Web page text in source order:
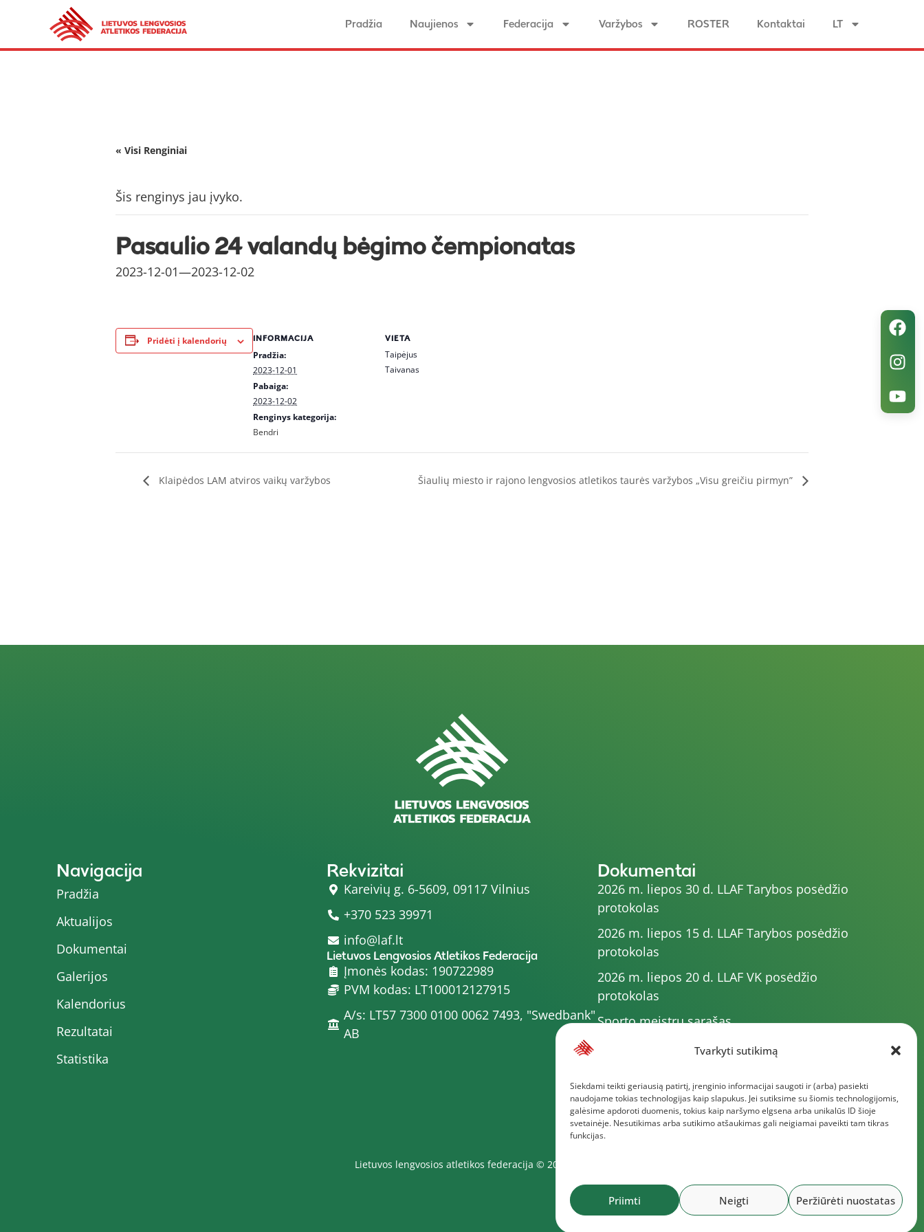
Tvarkyti sutikimą
Siekdami teikti geriausią patirtį, įrenginio informacijai saugoti ir (arba) pasiekti
naudojame tokias technologijas kaip slapukus. Jei sutiksime su šiomis technologijomis,
galėsime apdoroti duomenis, tokius kaip naršymo elgsena arba unikalūs ID šioje
svetainėje. Nesutikimas arba sutikimo atšaukimas gali neigiamai paveikti tam tikras
funkcijas.
Priimti Neigti Peržiūrėti nuostatas
Pradžia Naujienos Federacija Varžybos ROSTER Kontaktai LT
« Visi Renginiai
Šis renginys jau įvyko.
Pasaulio 24 valandų bėgimo čempionatas
2023-12-01—2023-12-02
Pridėti į kalendorių INFORMACIJA
Pradžia:
2023-12-01
Pabaiga:
2023-12-02
Renginys kategorija:
Bendri
VIETA
Taipėjus
Taivanas
Klaipėdos LAM atviros vaikų varžybos Šiaulių miesto ir rajono lengvosios atletikos taurės varžybos „Visu greičiu pirmyn”
Navigacija
Pradžia
Aktualijos
Dokumentai
Galerijos
Kalendorius
Rezultatai
Statistika
Rekvizitai
Kareivių g. 6-5609, 09117 Vilnius
+370 523 39971
info@laf.lt
Lietuvos Lengvosios Atletikos Federacija
Įmonės kodas: 190722989
PVM kodas: LT100012127915
A/s: LT57 7300 0100 0062 7493, "Swedbank"
AB
Dokumentai
2026 m. liepos 30 d. LLAF Tarybos posėdžio
protokolas
2026 m. liepos 15 d. LLAF Tarybos posėdžio
protokolas
2026 m. liepos 20 d. LLAF VK posėdžio
protokolas
Sporto meistrų sąrašas
2026 m. varžybų kalendorius
protokolas
Daugiau dokumentų
Lietuvos lengvosios atletikos federacija © 2025